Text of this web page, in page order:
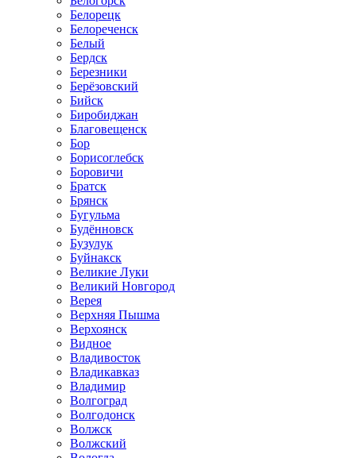
Белорецк
Белореченск
Белый
Бердск
Березники
Берёзовский
Бийск
Биробиджан
Благовещенск
Бор
Борисоглебск
Боровичи
Братск
Брянск
Бугульма
Будённовск
Бузулук
Буйнакск
Великие Луки
Великий Новгород
Верея
Верхняя Пышма
Верхоянск
Видное
Владивосток
Владикавказ
Владимир
Волгоград
Волгодонск
Волжск
Волжский